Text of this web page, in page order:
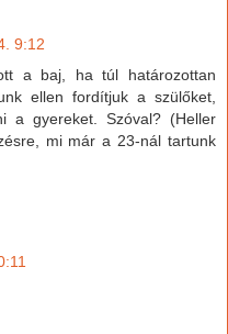
9:12
a baj, ha túl határozottan
ellen fordítjuk a szülőket,
a gyereket. Szóval? (Heller
mi már a 23-nál tartunk